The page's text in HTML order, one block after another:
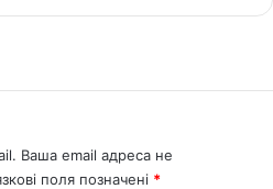
Ваша email адреса не
поля позначені *